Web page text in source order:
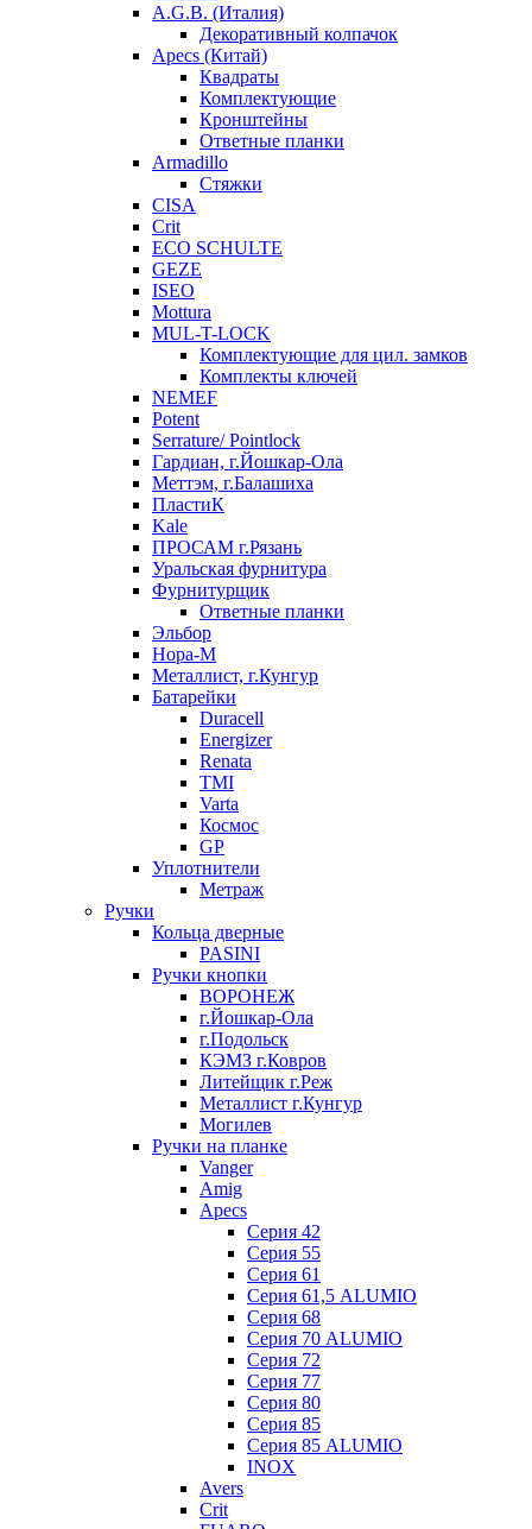
A.G.B. (Италия)
Декоративный колпачок
Apecs (Китай)
Квадраты
Комплектующие
Кронштейны
Ответные планки
Armadillo
Стяжки
CISA
Crit
ECO SCHULTE
GEZE
ISEO
Mottura
MUL-T-LOCK
Комплектующие для цил. замков
Комплекты ключей
NEMEF
Potent
Serrature/ Pointlock
Гардиан, г.Йошкар-Ола
Меттэм, г.Балашиха
ПластиК
Kale
ПРОСАМ г.Рязань
Уральская фурнитура
Фурнитурщик
Ответные планки
Эльбор
Нора-М
Металлист, г.Кунгур
Батарейки
Duracell
Energizer
Renata
TMI
Varta
Космос
GP
Уплотнители
Метраж
Ручки
Кольца дверные
PASINI
Ручки кнопки
ВОРОНЕЖ
г.Йошкар-Ола
г.Подольск
КЭМЗ г.Ковров
Литейщик г.Реж
Металлист г.Кунгур
Могилев
Ручки на планке
Vanger
Amig
Apecs
Серия 42
Серия 55
Серия 61
Серия 61,5 ALUMIO
Серия 68
Серия 70 ALUMIO
Серия 72
Серия 77
Серия 80
Серия 85
Серия 85 ALUMIO
INOX
Avers
Crit